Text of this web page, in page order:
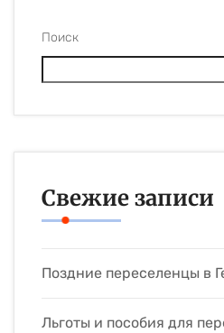
Поиск
Свежие записи
Поздние переселенцы в
Льготы и пособия для